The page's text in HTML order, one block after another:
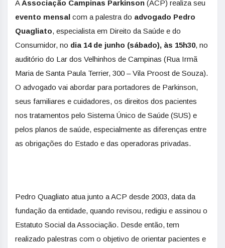
A Associação Campinas Parkinson (ACP) realiza seu
evento mensal com a palestra do advogado Pedro
Quagliato, especialista em Direito da Saúde e do
Consumidor, no dia 14 de junho (sábado), às 15h30, no
auditório do Lar dos Velhinhos de Campinas (Rua Irmã
Maria de Santa Paula Terrier, 300 – Vila Proost de Souza).
O advogado vai abordar para portadores de Parkinson,
seus familiares e cuidadores, os direitos dos pacientes
nos tratamentos pelo Sistema Único de Saúde (SUS) e
pelos planos de saúde, especialmente as diferenças entre
as obrigações do Estado e das operadoras privadas.
Pedro Quagliato atua junto a ACP desde 2003, data da
fundação da entidade, quando revisou, redigiu e assinou o
Estatuto Social da Associação. Desde então, tem
realizado palestras com o objetivo de orientar pacientes e